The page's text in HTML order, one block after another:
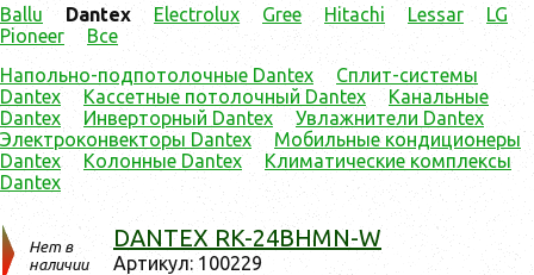
Ballu
Dantex Electrolux Gree Hitachi Lessar
LG
Pioneer
Все
Напольно-подпотолочные Dantex
Сплит-системы
Dantex
Кассетные потолочный Dantex
Канальные
Dantex
Инверторный Dantex
Увлажнители Dantex
Электроконвекторы Dantex
Мобильные кондиционеры
Dantex
Колонные Dantex
Климатические комплексы
Dantex
Нет в
наличии
DANTEX RK-24BHMN-W
Ар­ти­кул: 100229